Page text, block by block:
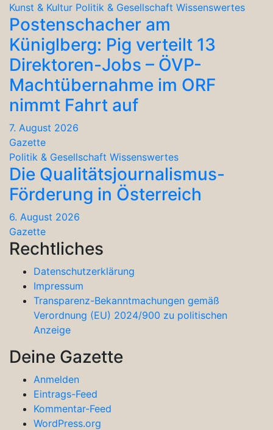
Kunst & Kultur Politik & Gesellschaft Wissenswertes
Postenschacher am
Küniglberg: Pig verteilt 13
Direktoren-Jobs – ÖVP-
Machtübernahme im ORF
nimmt Fahrt auf
7. August 2026
Gazette
Politik & Gesellschaft Wissenswertes
Die Qualitätsjournalismus-
Förderung in Österreich
6. August 2026
Gazette
Rechtliches
Datenschutzerklärung
Impressum
Transparenz-Bekanntmachungen gemäß
Verordnung (EU) 2024/900 zu politischen
Anzeige
Deine Gazette
Anmelden
Eintrags-Feed
Kommentar-Feed
WordPress.org